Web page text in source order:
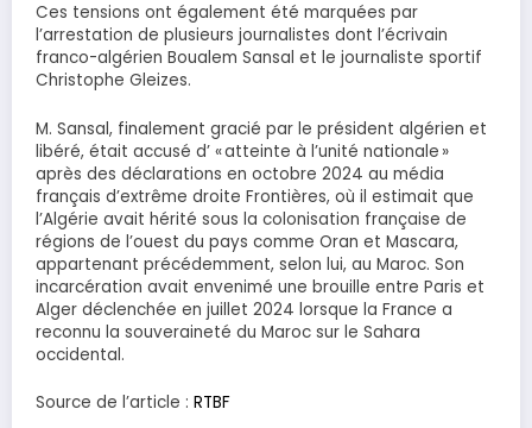
Ces tensions ont également été marquées par
l’arrestation de plusieurs journalistes dont l’écrivain
franco-algérien Boualem Sansal et le journaliste sportif
Christophe Gleizes.
M. Sansal, finalement gracié par le président algérien et
libéré, était accusé d’ « atteinte à l’unité nationale »
après des déclarations en octobre 2024 au média
français d’extrême droite Frontières, où il estimait que
l’Algérie avait hérité sous la colonisation française de
régions de l’ouest du pays comme Oran et Mascara,
appartenant précédemment, selon lui, au Maroc. Son
incarcération avait envenimé une brouille entre Paris et
Alger déclenchée en juillet 2024 lorsque la France a
reconnu la souveraineté du Maroc sur le Sahara
occidental.
Source de l’article : RTBF